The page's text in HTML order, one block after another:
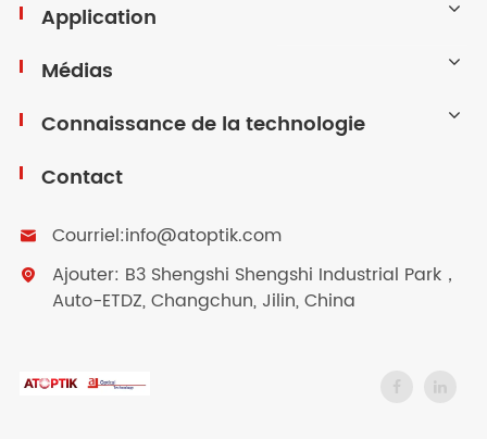
Application
Médias
Connaissance de la technologie
Contact
 Courriel:info@atoptik.com

Ajouter: B3 Shengshi Shengshi Industrial Park，
Auto-ETDZ, Changchun, Jilin, China